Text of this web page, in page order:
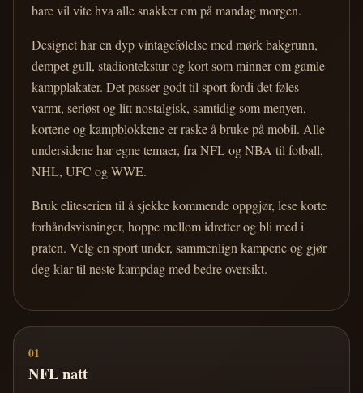
bare vil vite hva alle snakker om på mandag morgen.
Designet har en dyp vintagefølelse med mørk bakgrunn,
dempet gull, stadiontekstur og kort som minner om gamle
kampplakater. Det passer godt til sport fordi det føles
varmt, seriøst og litt nostalgisk, samtidig som menyen,
kortene og kampblokkene er raske å bruke på mobil. Alle
undersidene har egne temaer, fra NFL og NBA til fotball,
NHL, UFC og WWE.
Bruk eliteserien til å sjekke kommende oppgjør, lese korte
forhåndsvisninger, hoppe mellom idretter og bli med i
praten. Velg en sport under, sammenlign kampene og gjør
deg klar til neste kampdag med bedre oversikt.
01
NFL natt